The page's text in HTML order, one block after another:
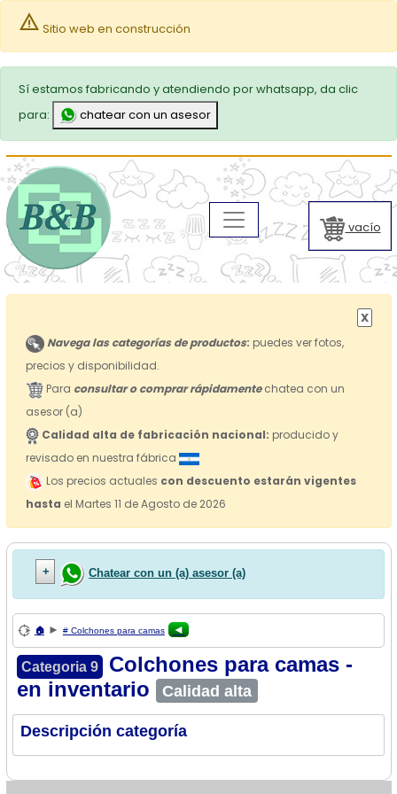
warning Sitio web en construcción
Sí estamos fabricando y atendiendo por whatsapp, da clic
para:
chatear con un asesor
vacío
X
Navega las categorías de productos: puedes ver fotos,
precios y disponibilidad.
Para consultar o comprar rápidamentechatea con un
asesor (a)
Calidad alta de fabricación nacional: producido y
revisado en nuestra fábrica
Los precios actuales con descuento estarán vigentes
hasta el Martes 11 de Agosto de 2026
Chatear con un (a) asesor (a)
🏠► # Colchones para camas ◄
Categoria 9
Colchones para camas -
en inventario
Calidad alta
Descripción categoría